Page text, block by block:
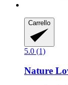
Carrello
5.0 (1)
Nature